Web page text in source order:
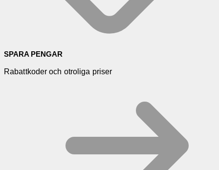
SPARA PENGAR
Rabattkoder och otroliga priser